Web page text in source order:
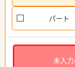
パート
未入